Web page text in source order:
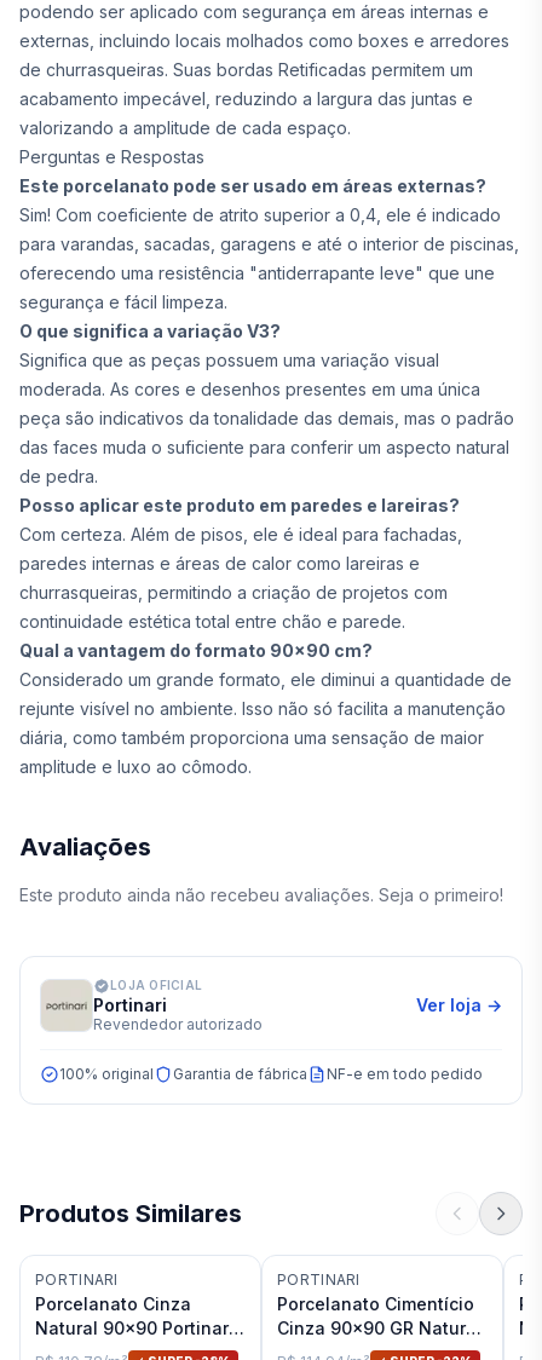
podendo ser aplicado com segurança em áreas internas e
externas, incluindo locais molhados como boxes e arredores
de churrasqueiras. Suas bordas Retificadas permitem um
acabamento impecável, reduzindo a largura das juntas e
valorizando a amplitude de cada espaço.
Perguntas e Respostas
Este porcelanato pode ser usado em áreas externas?
Sim! Com coeficiente de atrito superior a 0,4, ele é indicado
para varandas, sacadas, garagens e até o interior de piscinas,
oferecendo uma resistência "antiderrapante leve" que une
segurança e fácil limpeza.
O que significa a variação V3?
Significa que as peças possuem uma variação visual
moderada. As cores e desenhos presentes em uma única
peça são indicativos da tonalidade das demais, mas o padrão
das faces muda o suficiente para conferir um aspecto natural
de pedra.
Posso aplicar este produto em paredes e lareiras?
Com certeza. Além de pisos, ele é ideal para fachadas,
paredes internas e áreas de calor como lareiras e
churrasqueiras, permitindo a criação de projetos com
continuidade estética total entre chão e parede.
Qual a vantagem do formato 90x90 cm?
Considerado um grande formato, ele diminui a quantidade de
rejunte visível no ambiente. Isso não só facilita a manutenção
diária, como também proporciona uma sensação de maior
amplitude e luxo ao cômodo.
Avaliações
Este produto ainda não recebeu avaliações. Seja o primeiro!
LOJA OFICIAL
Portinari
Revendedor autorizado
Ver loja →
100% original Garantia de fábrica NF-e em todo pedido
Produtos Similares
PORTINARI
Porcelanato Cinza
Natural 90x90 Portinari
Distrito SGR RET "A"
PORTINARI
Porcelanato Cimentício
Cinza 90x90 GR Natural
Portinari Alquimia RET "A